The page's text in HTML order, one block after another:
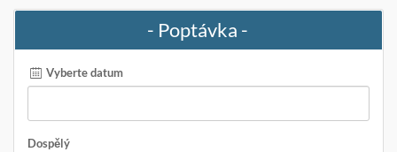
- Poptávka -
Vyberte datum
Dospělý